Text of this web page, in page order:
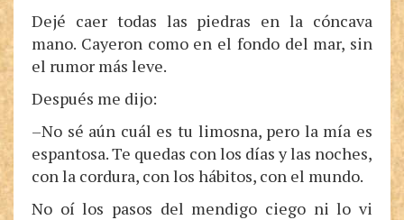
Dejé caer todas las piedras en la cóncava
mano. Cayeron como en el fondo del mar, sin
el rumor más leve.
Después me dijo:
–No sé aún cuál es tu limosna, pero la mía es
espantosa. Te quedas con los días y las noches,
con la cordura, con los hábitos, con el mundo.
No oí los pasos del mendigo ciego ni lo vi